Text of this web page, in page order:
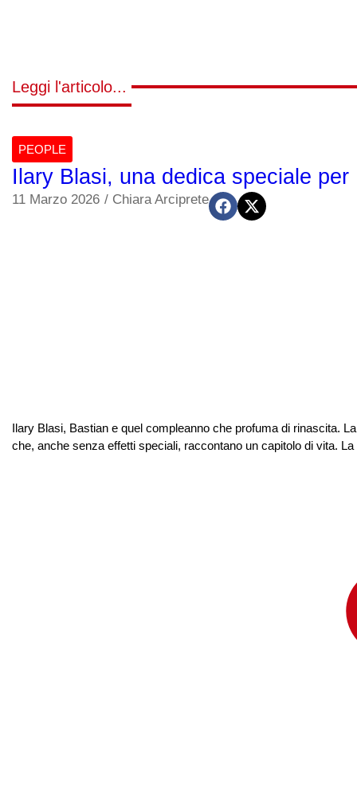
Leggi l'articolo...
PEOPLE
Ilary Blasi, una dedica speciale
11 Marzo 2026 / Chiara Arciprete
Ilary Blasi, Bastian e quel compleanno che profuma di rinascita.
che, anche senza effetti speciali, raccontano un capitolo di vita.